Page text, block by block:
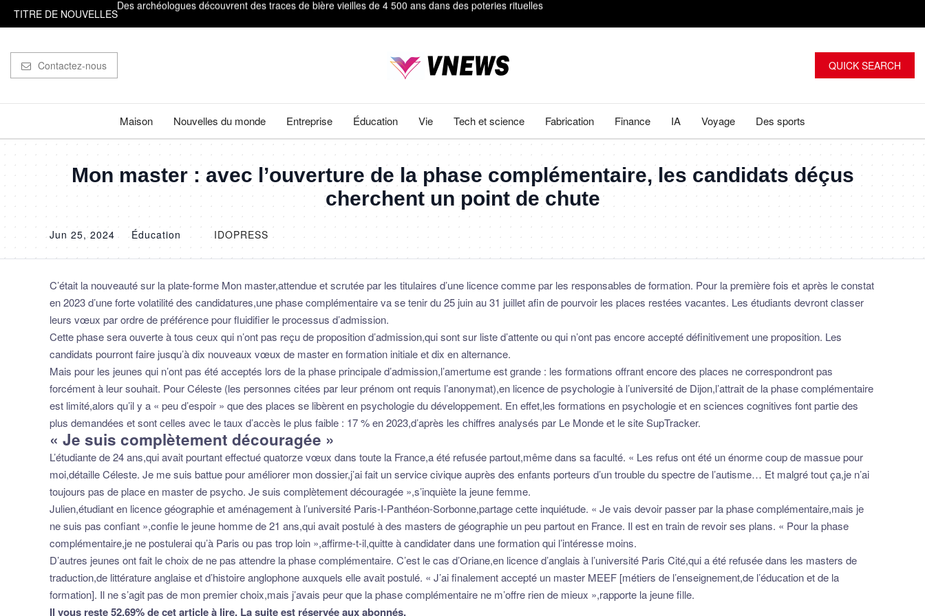
TITRE DE NOUVELLESOn ne l'a jamais vu d'aussi près : des images inédites de la surface du Soleil
De &#92;"La Pat' Patrouille - Mission dino&#92;" à &#92;"La Fin d'Oak Street&#92;
Il est très important de compter sur ses doigts
Des archéologues découvrent des traces de bière vieilles de 4 500 ans dans des poteries rituelles
Contactez-nous QUICK SEARCH
Maison Nouvelles du monde Entreprise Éducation Vie Tech et science Fabrication Finance IA Voyage Des sports
Mon master : avec l’ouverture de la phase complémentaire, les candidats déçus
cherchent un point de chute
Jun 25, 2024 Éducation IDOPRESS
C’était la nouveauté sur la plate-forme Mon master,attendue et scrutée par les titulaires d’une licence comme par les responsables de formation. Pour la première fois et après le constat
en 2023 d’une forte volatilité des candidatures,une phase complémentaire va se tenir du 25 juin au 31 juillet afin de pourvoir les places restées vacantes. Les étudiants devront classer
leurs vœux par ordre de préférence pour fluidifier le processus d’admission.
Cette phase sera ouverte à tous ceux qui n’ont pas reçu de proposition d’admission,qui sont sur liste d’attente ou qui n’ont pas encore accepté définitivement une proposition. Les
candidats pourront faire jusqu’à dix nouveaux vœux de master en formation initiale et dix en alternance.
Mais pour les jeunes qui n’ont pas été acceptés lors de la phase principale d’admission,l’amertume est grande : les formations offrant encore des places ne correspondront pas
forcément à leur souhait. Pour Céleste (les personnes citées par leur prénom ont requis l’anonymat),en licence de psychologie à l’université de Dijon,l’attrait de la phase complémentaire
est limité,alors qu’il y a « peu d’espoir » que des places se libèrent en psychologie du développement. En effet,les formations en psychologie et en sciences cognitives font partie des
plus demandées et sont celles avec le taux d’accès le plus faible : 17 % en 2023,d’après les chiffres analysés par Le Monde et le site SupTracker.
« Je suis complètement découragée »
L’étudiante de 24 ans,qui avait pourtant effectué quatorze vœux dans toute la France,a été refusée partout,même dans sa faculté. « Les refus ont été un énorme coup de massue pour
moi,détaille Céleste. Je me suis battue pour améliorer mon dossier,j’ai fait un service civique auprès des enfants porteurs d’un trouble du spectre de l’autisme… Et malgré tout ça,je n’ai
toujours pas de place en master de psycho. Je suis complètement découragée »,s’inquiète la jeune femme.
Julien,étudiant en licence géographie et aménagement à l’université Paris-I-Panthéon-Sorbonne,partage cette inquiétude. « Je vais devoir passer par la phase complémentaire,mais je
ne suis pas confiant »,confie le jeune homme de 21 ans,qui avait postulé à des masters de géographie un peu partout en France. Il est en train de revoir ses plans. « Pour la phase
complémentaire,je ne postulerai qu’à Paris ou pas trop loin »,affirme-t-il,quitte à candidater dans une formation qui l’intéresse moins.
D’autres jeunes ont fait le choix de ne pas attendre la phase complémentaire. C’est le cas d’Oriane,en licence d’anglais à l’université Paris Cité,qui a été refusée dans les masters de
traduction,de littérature anglaise et d’histoire anglophone auxquels elle avait postulé. « J’ai finalement accepté un master MEEF [métiers de l’enseignement,de l’éducation et de la
formation]. Il ne s’agit pas de mon premier choix,mais j’avais peur que la phase complémentaire ne m’offre rien de mieux »,rapporte la jeune fille.
Il vous reste 52.69% de cet article à lire. La suite est réservée aux abonnés.